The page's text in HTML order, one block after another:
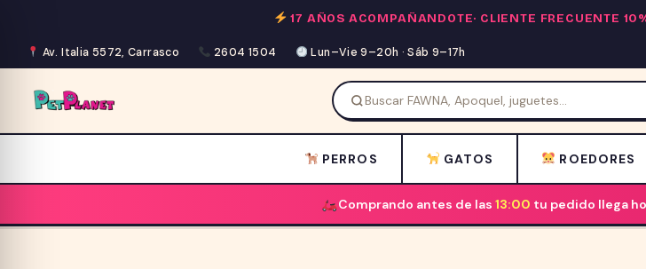
contenido
17 AÑOS ACOMPAÑANDOTE· CLIENTE FRECUENTE
Av. Italia 5572, Carrasco 2604 1504 Lun–Vie 9–20h · Sáb 9–17h
PERROS GATOS ROEDORES
Comprando antes de las 13:00 tu pedido llega